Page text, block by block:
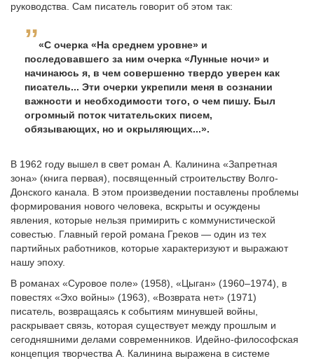
руководства. Сам писатель говорит об этом так:
«С очерка «На среднем уровне» и
последовавшего за ним очерка «Лунные ночи» и
начинаюсь я, в чем совершенно твердо уверен как
писатель... Эти очерки укрепили меня в сознании
важности и необходимости того, о чем пишу. Был
огромный поток читательских писем,
обязывающих, но и окрыля­ющих...».
В 1962 году вышел в свет роман А. Калинина «Запретная
зона» (книга первая), посвященный строительству Волго-
Донского кана­ла. В этом произведении поставлены проблемы
формирования но­вого человека, вскрыты и осуждены
явления, которые нельзя при­мирить с коммунистической
совестью. Главный герой романа Гре­ков — один из тех
партийных работников, которые характеризуют и выражают
нашу эпоху.
В романах «Суровое поле» (1958), «Цыган» (1960–1974), в
по­вестях «Эхо войны» (1963), «Возврата нет» (1971)
писатель, воз­вращаясь к событиям минувшей войны,
раскрывает связь, которая существует между прошлым и
сегодняшними делами современни­ков. Идейно-философская
концепция творчества А. Калинина вы­ражена в системе